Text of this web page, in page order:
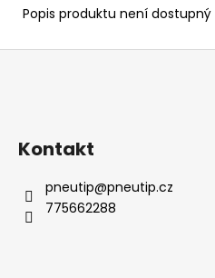
Popis produktu není dostupný
Z
Kontakt
pneutip@pneutip.cz
775662288